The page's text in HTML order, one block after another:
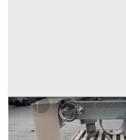
14#9701 Levigatrice LB85-2000
Prezzo
540 €